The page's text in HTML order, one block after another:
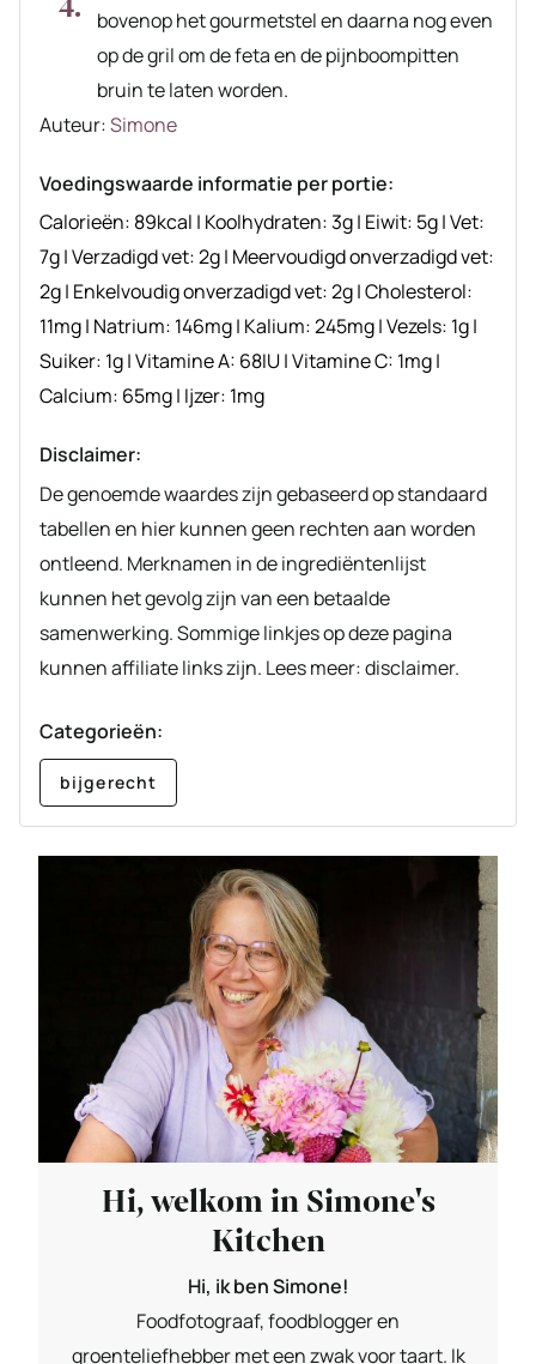
bovenop het gourmetstel en daarna nog even
op de gril om de feta en de pijnboompitten
bruin te laten worden.
Auteur
Auteur:Simone
Voedingswaarde informatie per portie:
Calorieën: 89kcal | Koolhydraten:3g| Eiwit: 5g|Vet:
7g|Verzadigd vet:2g| Meervoudigd onverzadigd vet:
2g| Enkelvoudig onverzadigd vet:2g|Cholesterol:
11mg| Natrium: 146mg| Kalium:245mg|Vezels: 1g|
Suiker: 1g|Vitamine A: 68IU|Vitamine C: 1mg|
Calcium: 65mg| Ijzer: 1mg
Disclaimer:
De genoemde waardes zijn gebaseerd op standaard
tabellen en hier kunnen geen rechten aan worden
ontleend. Merknamen in de ingrediëntenlijst
kunnen het gevolg zijn van een betaalde
samenwerking. Sommige linkjes op deze pagina
kunnen affiliate links zijn. Lees meer: disclaimer.
Categorieën:
bijgerecht
Hi, welkom in Simone's
Kitchen
Hi, ik ben Simone!
Foodfotograaf, foodblogger en
groenteliefhebber met een zwak voor taart. Ik